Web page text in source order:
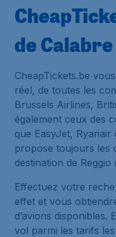
de Calabre
CheapTickets.be
réel, de toutes les
Brussels Airlines,
également ceux des
que EasyJet,
propose toujours les
destination de Reggio
Effectuez votre
effet et vous
d’avions
vol parmi les tarifs